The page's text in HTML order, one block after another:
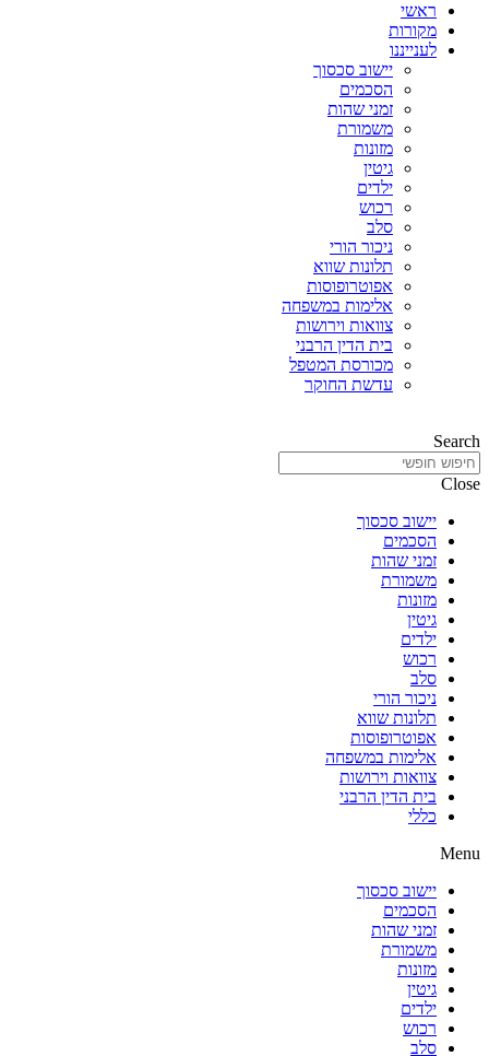
ראשי
מקורות
לענייננו
יישוב סכסוך
הסכמים
זמני שהות
משמורת
מזונות
גיטין
ילדים
רכוש
סלב
ניכור הורי
תלונות שווא
אפוטרופוסות
אלימות במשפחה
צוואות וירושות
בית הדין הרבני
מכורסת המטפל
עדשת החוקר
Search
Close
יישוב סכסוך
הסכמים
זמני שהות
משמורת
מזונות
גיטין
ילדים
רכוש
סלב
ניכור הורי
תלונות שווא
אפוטרופוסות
אלימות במשפחה
צוואות וירושות
בית הדין הרבני
כללי
Menu
יישוב סכסוך
הסכמים
זמני שהות
משמורת
מזונות
גיטין
ילדים
רכוש
סלב